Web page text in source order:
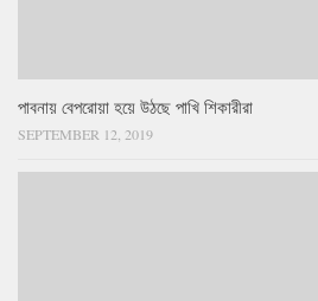
পাবনায় বেপরোয়া হয়ে উঠছে পাখি শিকারীরা
SEPTEMBER 12, 2019